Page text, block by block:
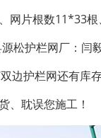
网片根数11*33
松护栏网厂：
边护栏网还有库
、耽误您施工！